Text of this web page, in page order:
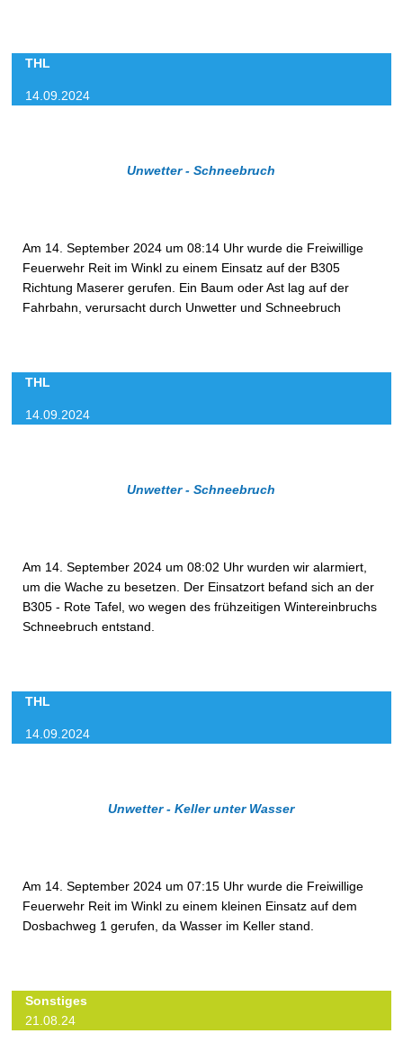
THL
14.09.2024
Unwetter - Schneebruch
Am 14. September 2024 um 08:14 Uhr wurde die Freiwillige
Feuerwehr Reit im Winkl zu einem Einsatz auf der B305
Richtung Maserer gerufen. Ein Baum oder Ast lag auf der
Fahrbahn, verursacht durch Unwetter und Schneebruch
THL
14.09.2024
Unwetter - Schneebruch
Am 14. September 2024 um 08:02 Uhr wurden wir alarmiert,
um die Wache zu besetzen. Der Einsatzort befand sich an der
B305 - Rote Tafel, wo wegen des frühzeitigen Wintereinbruchs
Schneebruch entstand.
THL
14.09.2024
Unwetter - Keller unter Wasser
Am 14. September 2024 um 07:15 Uhr wurde die Freiwillige
Feuerwehr Reit im Winkl zu einem kleinen Einsatz auf dem
Dosbachweg 1 gerufen, da Wasser im Keller stand.
Sonstiges
21.08.24